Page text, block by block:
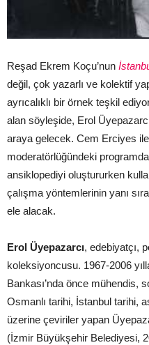
Reşad Ekrem Koçu’nun
değil, çok yazarlı ve kolektif
ayrıcalıklı bir örnek teşkil
alan söyleşide, Erol
araya gelecek. Cem Erciyes ile
moderatörlüğündeki programda
ansiklopediyi oluştururken
çalışma yöntemlerinin yanı
ele alacak.
Erol Üyepazarcı, edebiyatçı,
koleksiyoncusu. 1967-2006
Bankası’nda önce mühendis,
Osmanlı tarihi, İstanbul tarihi,
üzerine çeviriler yapan
(İzmir Büyükşehir Belediyesi,